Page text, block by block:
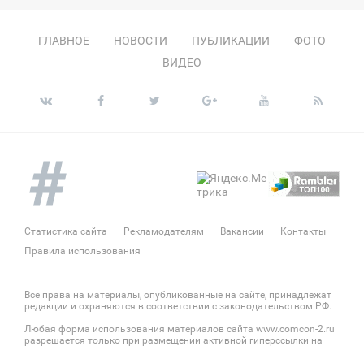
ГЛАВНОЕ НОВОСТИ ПУБЛИКАЦИИ
ФОТО
ВИДЕО
Статистика сайта Рекламодателям Вакансии
Контакты
Правила использования
Все права на материалы, опубликованные на сайте, принадлежат
редакции и охраняются в соответствии с законодательством РФ.
Любая форма использования материалов сайта www.comcon-2.ru
разрешается только при размещении активной гиперссылки на